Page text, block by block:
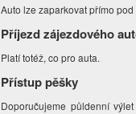
Auto lze zaparkovat přímo
Příjezd zájezdového
Platí totéž, co pro auta.
Přístup pěšky
Doporučujeme půldenní